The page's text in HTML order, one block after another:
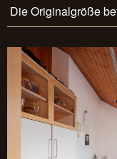
Die Originalgröße